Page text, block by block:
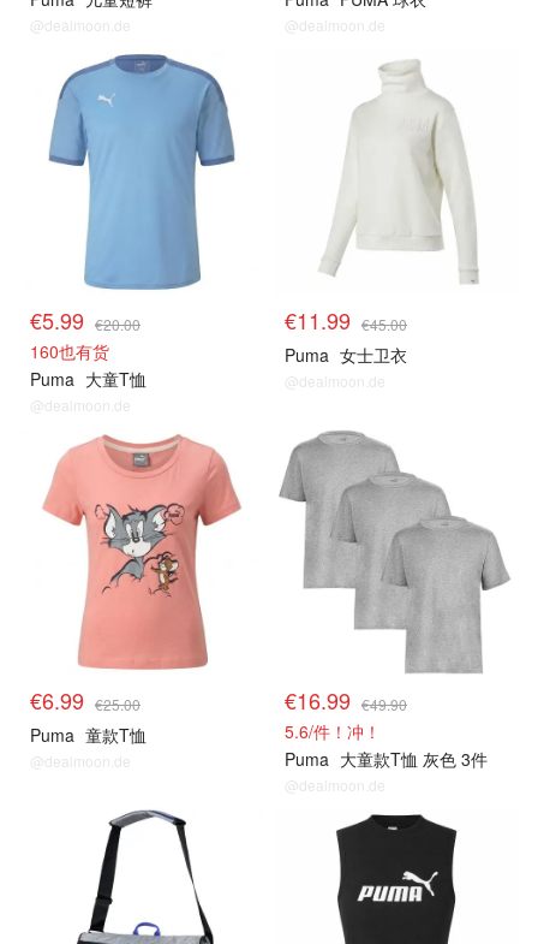
@dealmoon.de @dealmoon.de
€5.99 €20.00
160也有货
Puma 大童T恤
@dealmoon.de
€11.99 €45.00
Puma 女士卫衣
@dealmoon.de
€6.99 €25.00
Puma 童款T恤
@dealmoon.de
€16.99 €49.90
5.6/件！冲！
Puma 大童款T恤 灰色 3件
@dealmoon.de